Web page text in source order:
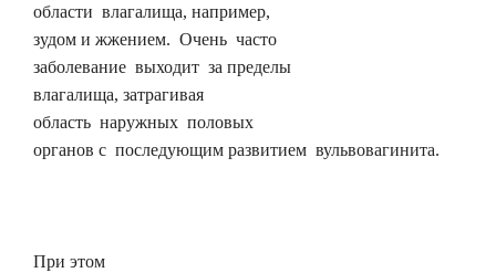
области влагалища, например,
зудом и жжением. Очень часто
заболевание выходит за пределы
влагалища, затрагивая
область наружных половых
органов с последующим развитием вульвовагинита.
При этом